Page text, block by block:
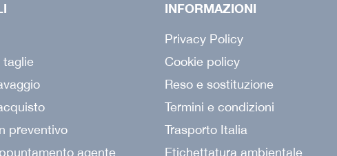
taglie
preventivo
agente
INFORMAZIONI
Privacy Policy
Cookie policy
Reso e sostituzione
Termini e condizioni
Trasporto Italia
Etichettatura ambientale